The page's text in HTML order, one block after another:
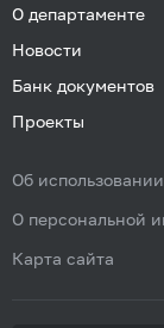
О департаменте
Новости
Банк документов
Проекты
Об
О персональной
Карта сайта